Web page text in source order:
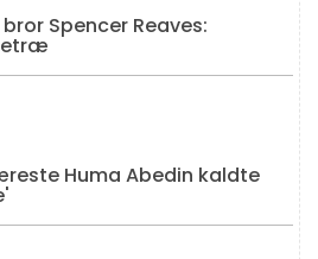
Spencer Reaves:
Huma Abedin kaldte